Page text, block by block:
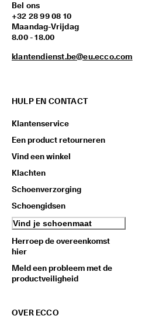
Bel ons
+32 28 99 08 10
Maandag-Vrijdag
8.00 - 18.00
klantendienst.be@eu.ecco.com
HULP EN CONTACT
Klantenservice
Een product retourneren
Vind een winkel
Klachten
Schoenverzorging
Schoengidsen
Vind je schoenmaat
Herroep de overeenkomst
hier
Meld een probleem met de
productveiligheid
OVER ECCO